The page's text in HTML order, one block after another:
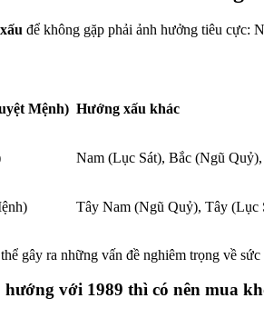
để không gặp phải ảnh hưởng tiêu cực:
Mệnh) Hướng xấu khác
Nam (Lục Sát), Bắc (Ngũ
Tây Nam (Ngũ Quỷ), Tây (Lục
gây ra những vấn đề nghiêm trọng về
với 1989 thì có nên mua